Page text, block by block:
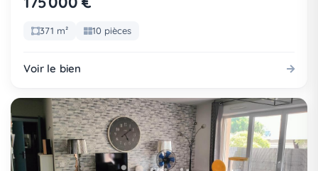
371 m² 10 pièces
Voir le bien